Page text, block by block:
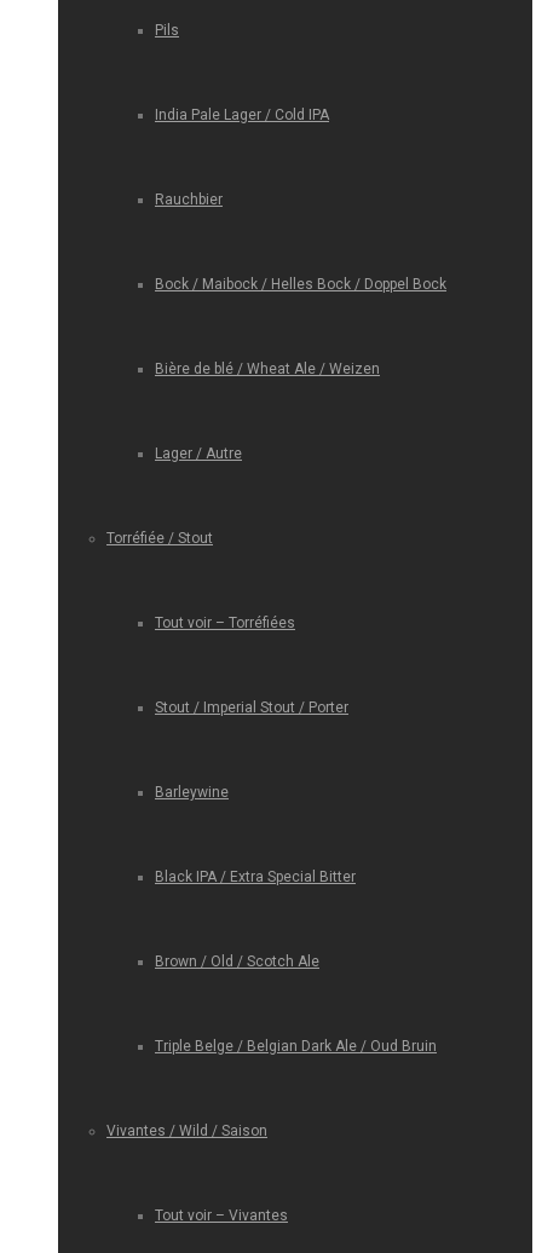
Pils
India Pale Lager / Cold IPA
Rauchbier
Bock / Maibock / Helles Bock / Doppel Bock
Bière de blé / Wheat Ale / Weizen
Lager / Autre
Torréfiée / Stout
Tout voir – Torréfiées
Stout / Imperial Stout / Porter
Barleywine
Black IPA / Extra Special Bitter
Brown / Old / Scotch Ale
Triple Belge / Belgian Dark Ale / Oud Bruin
Vivantes / Wild / Saison
Tout voir – Vivantes